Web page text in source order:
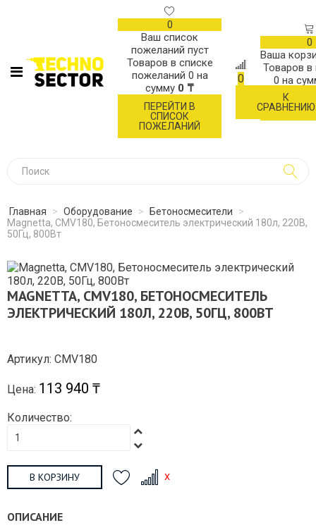
0
Ваш список
пожеланий пуст
Товаров в списке
пожеланий 0 на
сумму 0 ₸
ПЕРЕЙТИ В
СПИСОК
ПОЖЕЛАНИЙ
0
К
СРАВНЕНИЮ
0
Ваша
Товаров в
0 на
Главная > Оборудование > Бетоносмесители
>
Magnetta, CMV180, Бетоносмеситель электрический 180л, 220В,
50Гц, 800Вт
MAGNETTA, CMV180, БЕТОНОСМЕСИТЕЛЬ
ЭЛЕКТРИЧЕСКИЙ 180Л, 220В, 50ГЦ, 800ВТ
Артикул: CMV180
Цена: 113 940 ₸
Количество:
В КОРЗИНУ
ОПИСАНИЕ